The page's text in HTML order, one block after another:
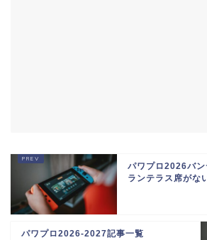
パワプロ2026バ
ランテラス席がな
パワプロ2026-2027記事一覧